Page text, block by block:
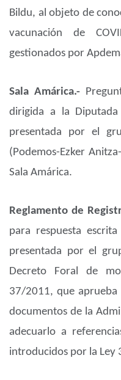
Bildu, al objeto de
vacunación de
gestionados por
Sala Amárica.-
dirigida a la
presentada por el
(Podemos-Ezker
Sala Amárica.
Reglamento de
para respuesta
presentada por el
Decreto Foral de
37/2011, que aprueba
documentos de la
adecuarlo a
introducidos por la Ley